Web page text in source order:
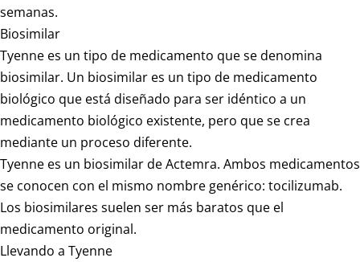
semanas.
Biosimilar
Tyenne es un tipo de medicamento que se denomina
biosimilar. Un biosimilar es un tipo de medicamento
biológico que está diseñado para ser idéntico a un
medicamento biológico existente, pero que se crea
mediante un proceso diferente.
Tyenne es un biosimilar de Actemra. Ambos medicamentos
se conocen con el mismo nombre genérico: tocilizumab.
Los biosimilares suelen ser más baratos que el
medicamento original.
Llevando a Tyenne